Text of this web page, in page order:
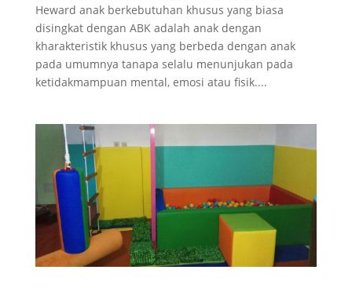
Heward anak berkebutuhan khusus yang biasa
disingkat dengan ABK adalah anak dengan
kharakteristik khusus yang berbeda dengan anak
pada umumnya tanapa selalu menunjukan pada
ketidakmampuan mental, emosi atau fisik....